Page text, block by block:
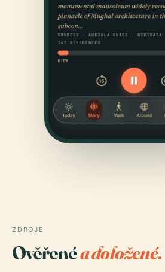
ZDROJE
Ověřenéa doložené.